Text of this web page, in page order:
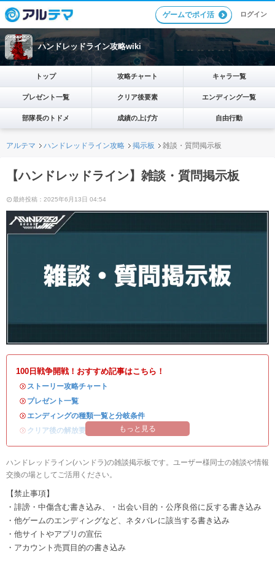
ゲームでポイ活 ログイン
ハンドレッドライン攻略wiki
トップ 攻略チャート キャラ一覧
プレゼント一覧 クリア後要素 エンディング一覧
部隊長のトドメ 成績の上げ方 自由行動
アルテマ ハンドレッドライン攻略 掲示板 雑談・質問掲示板
【ハンドレッドライン】雑談・質問掲示板
最終投稿：2025年6月13日 04:54
100日戦争開戦！おすすめ記事はこちら！
・ ストーリー攻略チャート
・ プレゼント一覧
・ エンディングの種類一覧と分岐条件
・ クリア後の解放要素 もっと見る
ハンドレッドライン(ハンドラ)の雑談掲示板です。ユーザー様同士の雑談や情報
交換の場としてご活用ください。
【禁止事項】
・誹謗・中傷含む書き込み、・出会い目的・公序良俗に反する書き込み
・他ゲームのエンディングなど、ネタバレに該当する書き込み
・他サイトやアプリの宣伝
・アカウント売買目的の書き込み